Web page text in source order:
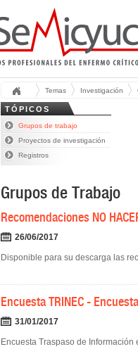
Temas Investigación
TÓPICOS
Grupos de trabajo
Proyectos de investigación
Registros
Grupos de Trabajo
Recomendaciones NO
26/06/2017
Disponible para su descarga las
Encuesta TRINEC -
31/01/2017
Encuesta Traspaso de